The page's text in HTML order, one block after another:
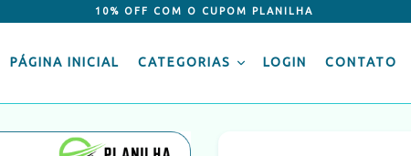
10% OFF COM O CUPOM PLANILHA
PÁGINA INICIAL CATEGORIAS LOGIN CONTATO